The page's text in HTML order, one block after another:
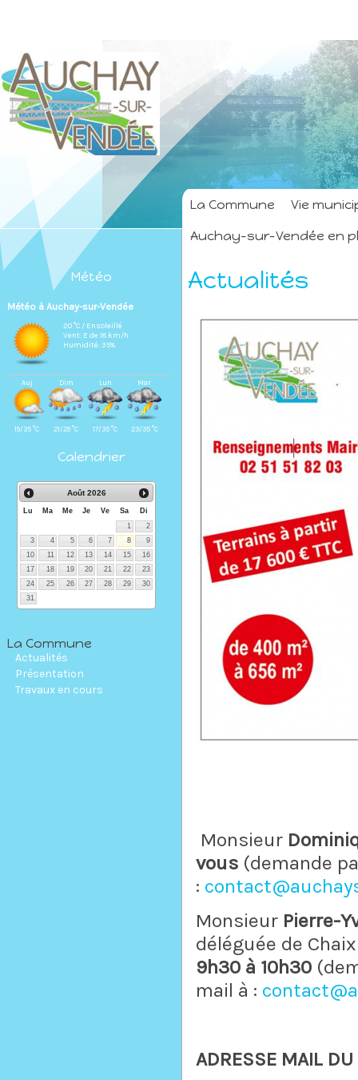
La Commune Vie
Auchay-sur-Vendée en
Météo
Météo à Auchay-sur-Vendée
20 °C / Ensoleillé
Vent: E de 18 km/h
Humidité: 35%
Auj
19/35 °C
Dim
21/29 °C
Lun
17/35 °C
Mar
23/35 °C
Calendrier
Août 2026
Lu Ma Me Je Ve Sa
Di
1
2
3
4 5 6 7 8
9
10
11 12 13 14 15
16
17
18 19 20 21 22
23
24
25 26 27 28 29
30
31
La Commune
Actualités
Présentation
Travaux en cours
Actualités
Monsieur
vous (demande
:
Monsieur Pierre-
déléguée de
9h30 à 10h30
mail à :
ADRESSE MAIL